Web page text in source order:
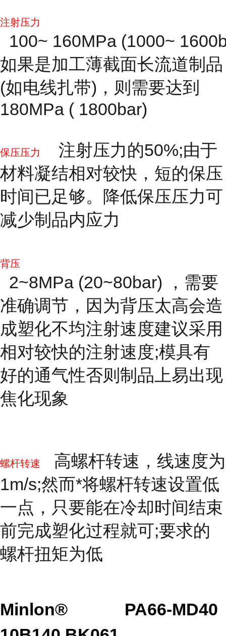
注射压力
100~ 160MPa (1000~
如果是加工薄截面长流道制品
(如电线扎带)，则需要达到
180MPa ( 1800bar)
保压压力
注射压力的50%;由于
材料凝结相对较快，短的保压
时间已足够。降低保压压力可
减少制品内应力
背压
2~8MPa (20~80bar) ，需要
准确调节，因为背压太高会造
成塑化不均注射速度建议采用
相对较快的注射速度;模具有
好的通气性否则制品上易出现
焦化现象
螺杆转速
高螺杆转速，线速度为
1m/s;然而*将螺杆转速设置低
一点，只要能在冷却时间结束
前完成塑化过程就可;要求的
螺杆扭矩为低
Minlon®
PA66-MD40